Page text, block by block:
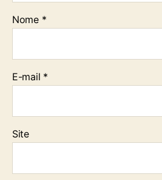
Nome *
E-mail *
Site